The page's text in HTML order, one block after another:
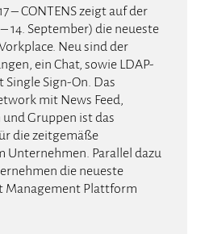
– CONTENS zeigt auf der
14. September) die neueste
Neu sind der
ein Chat, sowie LDAP-
Sign-On. Das
mit News Feed,
Gruppen ist das
die zeitgemäße
Unternehmen. Parallel dazu
die neueste
Management Plattform